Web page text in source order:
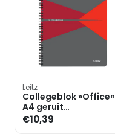
Leitz
Collegeblok »Office«
A4 geruit
polypropyleen
€10,39